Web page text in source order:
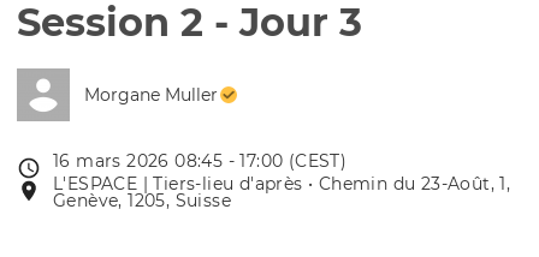
Session 2 - Jour 3
Morgane Muller
Date
de
l'évênement
16 mars 2026 08:45 - 17:00 (CEST)
Lieu
de
L'ESPACE | Tiers-lieu d'après • Chemin du 23-Août, 1,
Genève, 1205, Suisse